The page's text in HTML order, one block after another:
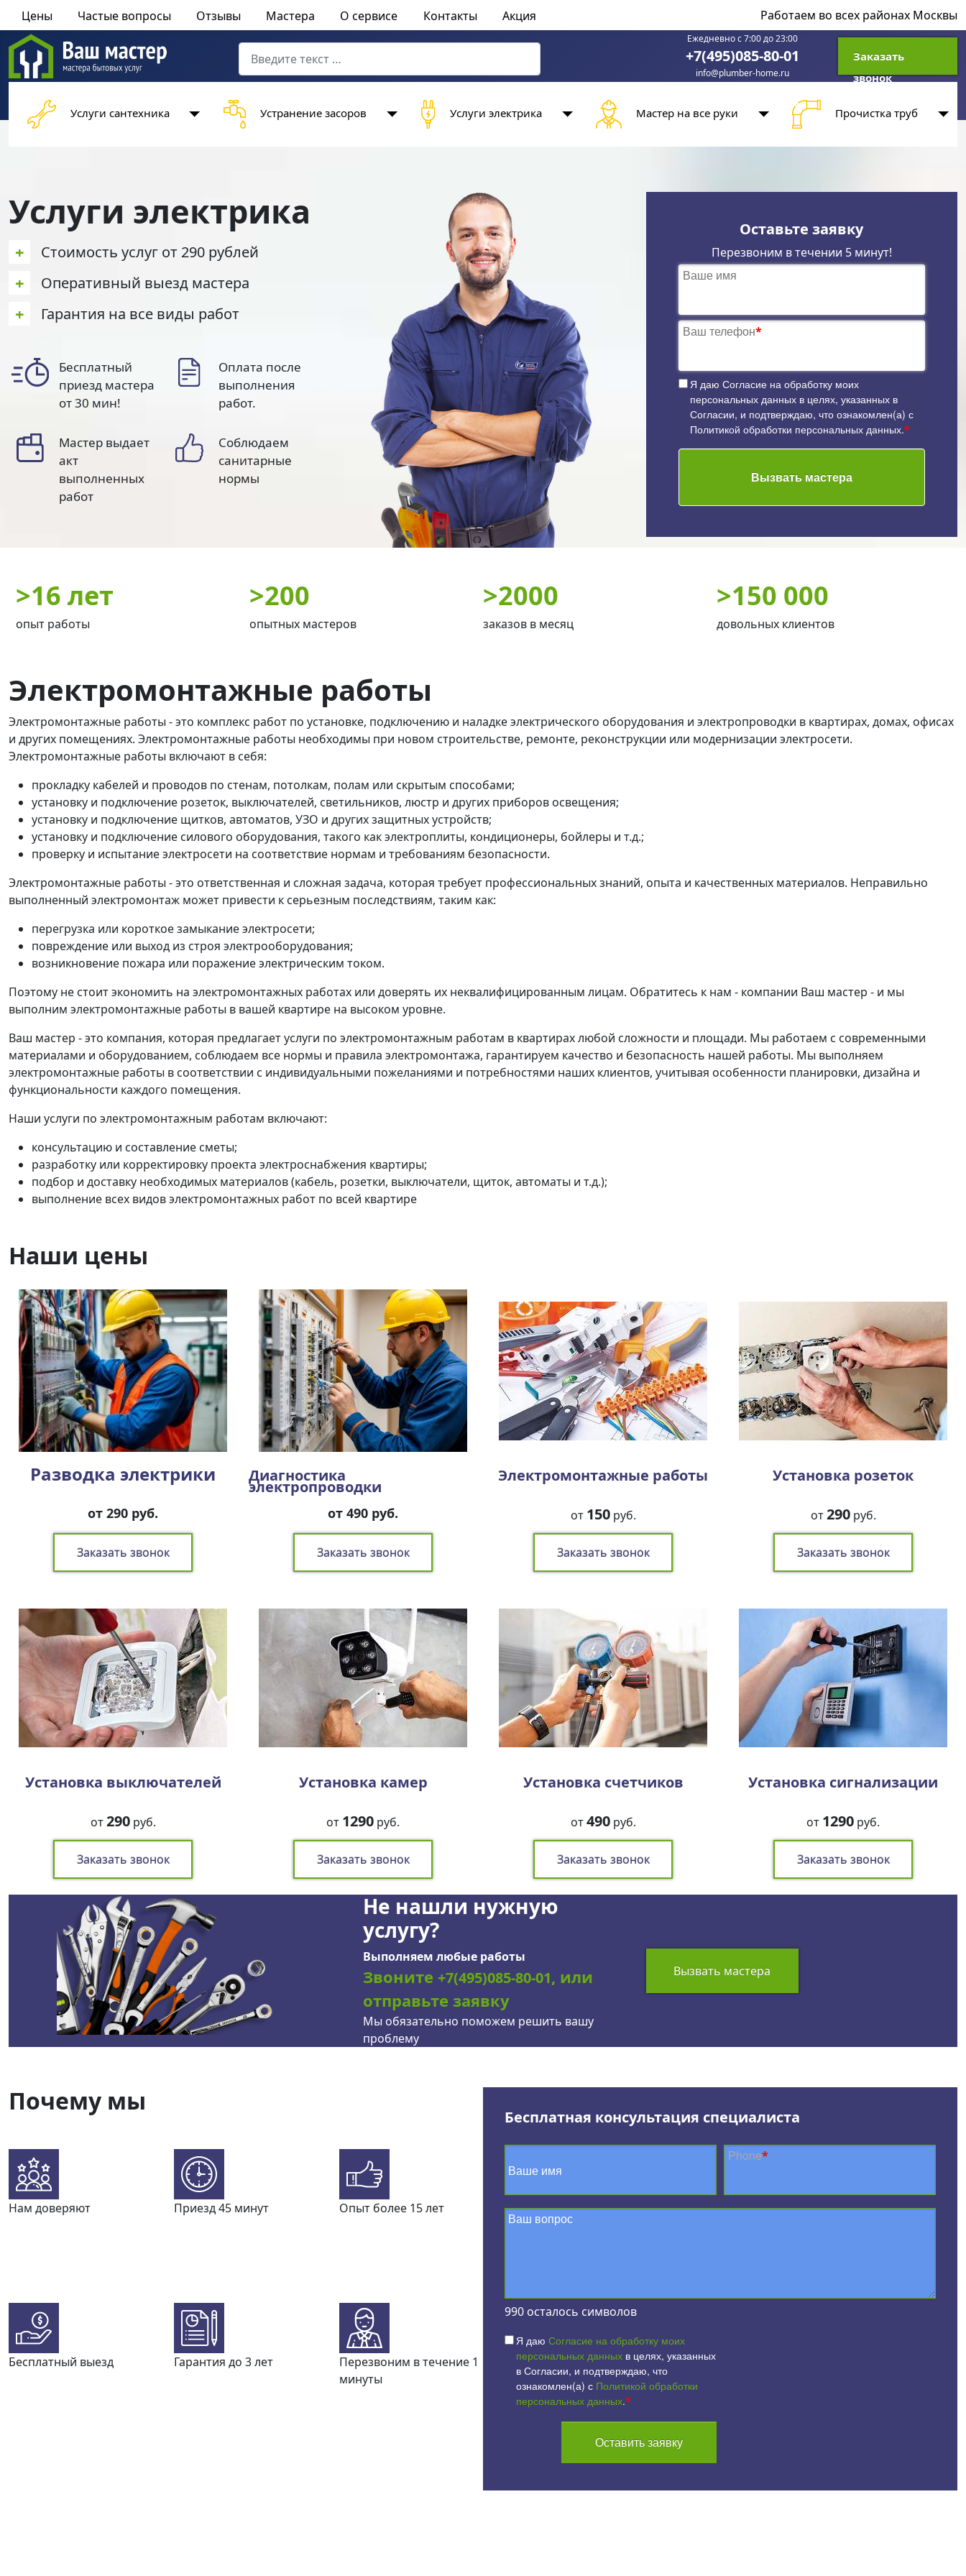
Цены Частые вопросы Отзывы Мастера О сервисе Контакты Акция Работаем во всех районах Москвы
Поиск
Type 2 or more characters for results.
Ежедневно с 7:00 до 23:00
+7(495)085-80-01
info@plumber-home.ru
Заказать
звонок
Услуги сантехника Устранение засоров Услуги электрика Мастер на все руки Прочистка труб
Услуги электрика
+ Стоимость услуг от 290 рублей
+ Оперативный выезд мастера
+ Гарантия на все виды работ
Бесплатный
приезд мастера
от 30 мин!
Оплата после
выполнения
работ.
Мастер выдает
акт
выполненных
работ
Соблюдаем
санитарные
нормы
Оставьте заявку
Перезвоним в течении 5 минут!
Ваше имя
Ваш телефон*
Я даю Согласие на обработку моих
персональных данныхв целях, указанных в
Согласии, и подтверждаю, что ознакомлен(а) с
Политикой обработки персональных данных.*
Вызвать мастера
>16 лет
опыт работы
>200
опытных мастеров
>2000
заказов в месяц
>150 000
довольных клиентов
Электромонтажные работы
Электромонтажные работы - это комплекс работ по установке, подключению и наладке электрического оборудования и электропроводки в квартирах, домах, офисах
и других помещениях. Электромонтажные работы необходимы при новом строительстве, ремонте, реконструкции или модернизации электросети.
Электромонтажные работы включают в себя:
прокладку кабелей и проводов по стенам, потолкам, полам или скрытым способами;
установку и подключение розеток, выключателей, светильников, люстр и других приборов освещения;
установку и подключение щитков, автоматов, УЗО и других защитных устройств;
установку и подключение силового оборудования, такого как электроплиты, кондиционеры, бойлеры и т.д.;
проверку и испытание электросети на соответствие нормам и требованиям безопасности.
Электромонтажные работы - это ответственная и сложная задача, которая требует профессиональных знаний, опыта и качественных материалов. Неправильно
выполненный электромонтаж может привести к серьезным последствиям, таким как:
перегрузка или короткое замыкание электросети;
повреждение или выход из строя электрооборудования;
возникновение пожара или поражение электрическим током.
Поэтому не стоит экономить на электромонтажных работах или доверять их неквалифицированным лицам. Обратитесь к нам - компании Ваш мастер - и мы
выполним электромонтажные работы в вашей квартире на высоком уровне.
Ваш мастер - это компания, которая предлагает услуги по электромонтажным работам в квартирах любой сложности и площади. Мы работаем с современными
материалами и оборудованием, соблюдаем все нормы и правила электромонтажа, гарантируем качество и безопасность нашей работы. Мы выполняем
электромонтажные работы в соответствии с индивидуальными пожеланиями и потребностями наших клиентов, учитывая особенности планировки, дизайна и
функциональности каждого помещения.
Наши услуги по электромонтажным работам включают:
консультацию и составление сметы;
разработку или корректировку проекта электроснабжения квартиры;
подбор и доставку необходимых материалов (кабель, розетки, выключатели, щиток, автоматы и т.д.);
выполнение всех видов электромонтажных работ по всей квартире
Наши цены
Разводка электрики
от 290 руб.
Заказать звонок
Диагностика
электропроводки
от 490 руб.
Заказать звонок
Электромонтажные работы
от 150руб.
Заказать звонок
Установка розеток
от290руб.
Заказать звонок
Установка выключателей
от290руб.
Заказать звонок
Установка камер
от 1290 руб.
Заказать звонок
Установка счетчиков
от490руб.
Заказать звонок
Установка сигнализации
от 1290 руб.
Заказать звонок
Не нашли нужную
услугу?
Выполняем любые работы
Звоните +7(495)085-80-01, или
отправьте заявку
Мы обязательно поможем решить вашу
проблему
Вызвать мастера
Почему мы
Нам доверяют Приезд 45 минут Опыт более 15 лет
Бесплатный выезд Гарантия до 3 лет
Перезвоним в течение 1
минуты
Бесплатная консультация специалиста
Phone*
990 осталось символов
Я даю Согласие на обработку моих
персональных данных в целях, указанных
в Согласии, и подтверждаю, что
ознакомлен(а) с Политикой обработки
персональных данных.*
Оставить заявку